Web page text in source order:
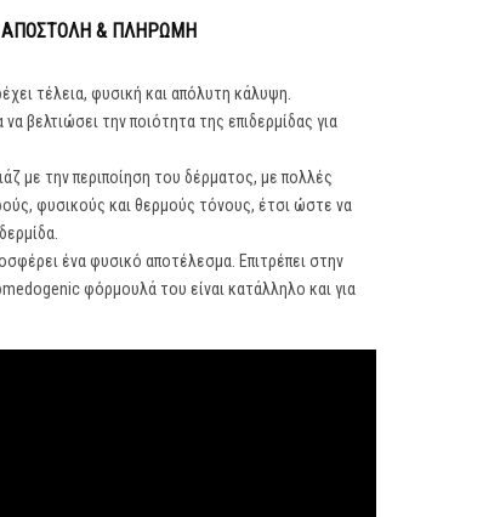
ΑΠΟΣΤΟΛΉ & ΠΛΗΡΩΜΉ
τέλεια, φυσική και απόλυτη κάλυψη.
βελτιώσει την ποιότητα της επιδερμίδας για
με την περιποίηση του δέρματος, με πολλές
φυσικούς και θερμούς τόνους, έτσι ώστε να
ένα φυσικό αποτέλεσμα. Επιτρέπει στην
φόρμουλά του είναι κατάλληλο και για